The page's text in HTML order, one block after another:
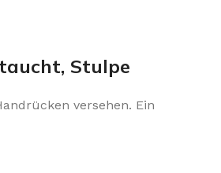
Stulpe
versehen. Ein